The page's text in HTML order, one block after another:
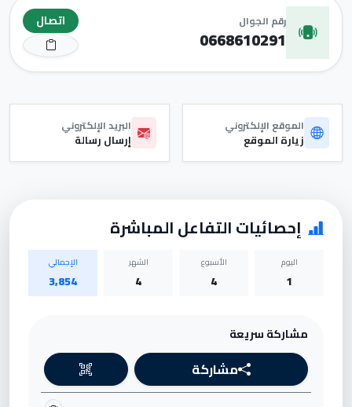
رقم الجوال
0668610291
اتصال
الموقع الإلكتروني
زيارة الموقع
البريد الإلكتروني
إرسال رسالة
إحصائيات التفاعل المباشرة
اليوم
1
الأسبوع
4
الشهر
4
الإجمالي
3,854
مشاركة سريعة
مشاركة